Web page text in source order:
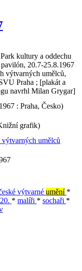
kultury a oddechu
20.7-25.8.1967
výtvarných umělců,
Praha ; [plakát a
navrhl Milan Grygar]
: Praha, Česko)
grafik)
výtvarných umělců
výtvarné umění *
* malíři * sochaři *